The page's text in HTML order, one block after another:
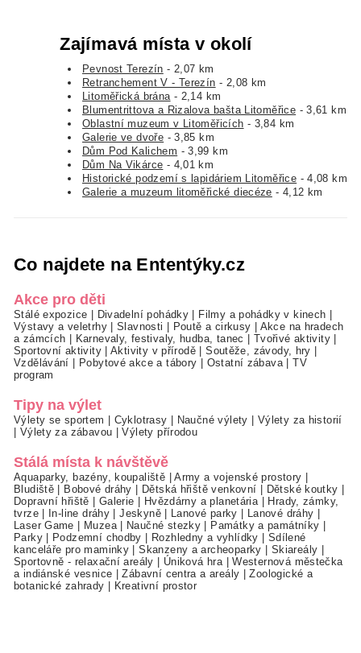
Zajímavá místa v okolí
Pevnost Terezín - 2,07 km
Retranchement V - Terezín - 2,08 km
Litoměřická brána - 2,14 km
Blumentrittova a Rizalova bašta Litoměřice - 3,61 km
Oblastní muzeum v Litoměřicích - 3,84 km
Galerie ve dvoře - 3,85 km
Dům Pod Kalichem - 3,99 km
Dům Na Vikárce - 4,01 km
Historické podzemí s lapidáriem Litoměřice - 4,08 km
Galerie a muzeum litoměřické diecéze - 4,12 km
Co najdete na Ententýky.cz
Akce pro děti
Stálé expozice Divadelní pohádky Filmy a pohádky v kinech
Výstavy a veletrhy|Slavnosti Poutě a cirkusy
Akce na hradech
a zámcích
Karnevaly, festivaly, hudba, tanec Tvořivé aktivity
Sportovní aktivity|Aktivity v přírodě |Soutěže, závody, hry
Vzdělávání
Pobytové akce a tábory Ostatní zábava |TV
program
Tipy na výlet
Výlety se sportem Cyklotrasy Naučné výlety
Výlety za historií
Výlety za zábavou |Výlety přírodou
Stálá místa k návštěvě
Aquaparky, bazény, koupaliště |Army a vojenské prostory
Bludiště
Bobové dráhy Dětská hřiště venkovní Dětské koutky
Dopravní hřiště
Galerie Hvězdárny a planetária
Hrady, zámky,
tvrze| In-line dráhy |Jeskyně| Lanové parky Lanové dráhy
Laser Game
Muzea| Naučné stezky Památky a památníky
Parky| Podzemní chodby Rozhledny a vyhlídky
Sdílené
kanceláře pro maminky |Skanzeny a archeoparky Skiareály
Sportovně - relaxační areály
Úniková hra |Westernová městečka
a indiánské vesnice |Zábavní centra a areály |Zoologické a
botanické zahrady
Kreativní prostor